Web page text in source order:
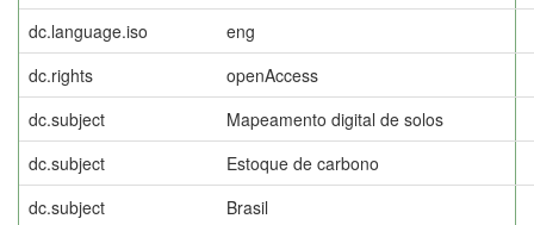
dc.language.iso
eng
dc.rights
openAccess
dc.subject
Mapeamento digital de solos
dc.subject
Estoque de carbono
dc.subject
Brasil